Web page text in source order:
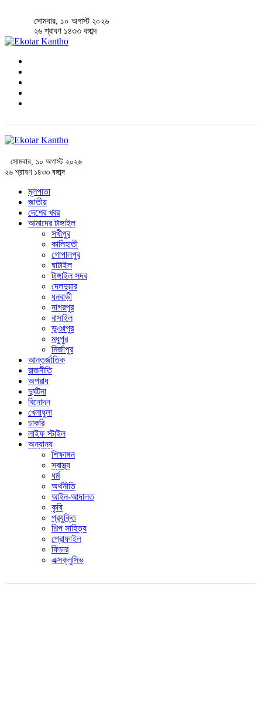
সোমবার, ১০ অগাস্ট ২০২৬
২৬ শ্রাবণ ১৪৩৩ বঙ্গাব্দ
সোমবার, ১০ অগাস্ট ২০২৬
২৬ শ্রাবণ ১৪৩৩ বঙ্গাব্দ
মূলপাতা
জাতীয়
দেশের খবর
আমাদের টাঙ্গাইল
সখীপুর
কালিহাতী
গোপালপুর
ঘাটাইল
টাঙ্গাইল সদর
দেলদুয়ার
ধনবাড়ী
নাগরপুর
বাসাইল
ভূঞাপুর
মধুপুর
মির্জাপুর
আন্তর্জাতিক
রাজনীতি
অপরাধ
দুর্ঘটনা
বিনোদন
খেলাধুলা
চাকরি
লাইফ স্টাইল
অন্যান্য
শিক্ষাঙ্গন
স্বাস্থ্য
ধর্ম
অর্থনীতি
আইন-আদালত
কৃষি
প্রযুক্তি
শিল্প সাহিত্য
প্রোফাইল
ফিচার
এক্সক্লুসিভ